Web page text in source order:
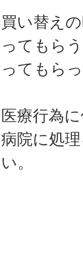
買い替え
ってもら
ってもら
医療行為
病院に処
い。